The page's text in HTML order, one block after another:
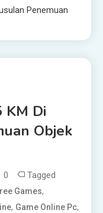
Penemuan
KM Di
Objek
0 Tagged
Games,
, Game Online Pc,